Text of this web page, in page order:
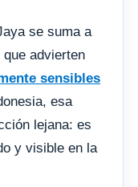
se suma a
advierten
sensibles
esa
lejana: es
y visible en la